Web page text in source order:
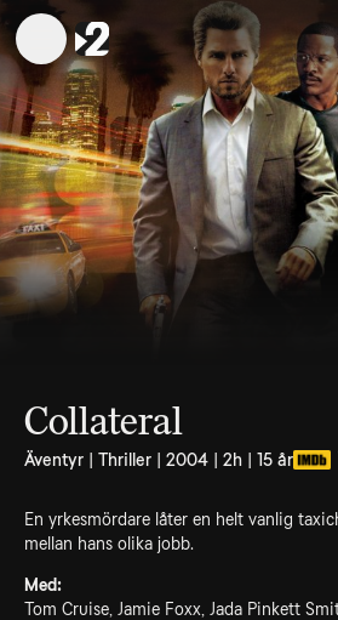
Collateral
Äventyr | Thriller | 2004 | 2h | 15 år
En yrkesmördare låter en helt vanlig
mellan hans olika jobb.
Med:
Tom Cruise, Jamie Foxx, Jada Pinkett